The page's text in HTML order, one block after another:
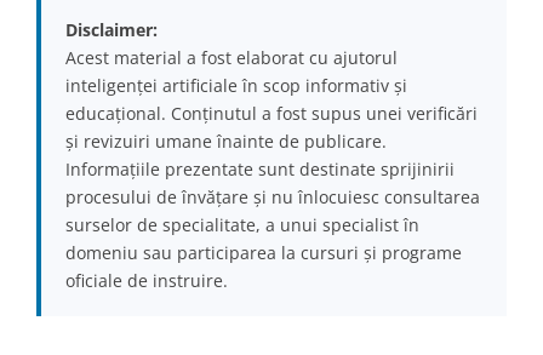
Disclaimer:
Acest material a fost elaborat cu ajutorul
inteligenței artificiale în scop informativ și
educațional. Conținutul a fost supus unei verificări
și revizuiri umane înainte de publicare.
Informațiile prezentate sunt destinate sprijinirii
procesului de învățare și nu înlocuiesc consultarea
surselor de specialitate, a unui specialist în
domeniu sau participarea la cursuri și programe
oficiale de instruire.